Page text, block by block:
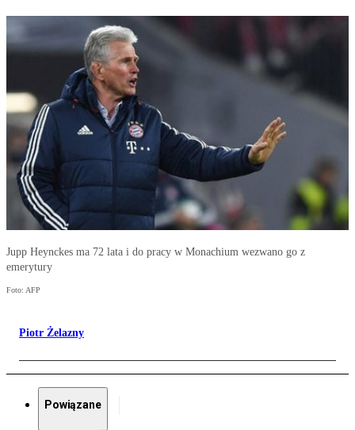
Jupp Heynckes ma 72 lata i do pracy w Monachium wezwano go z
emerytury
Foto: AFP
Piotr Żelazny
Powiązane